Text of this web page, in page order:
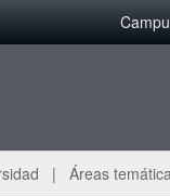
Áreas